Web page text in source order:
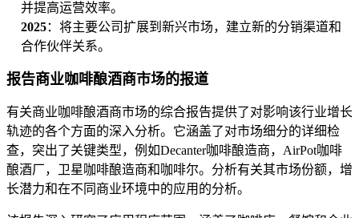
并提高运营效率。
2025：将主要公司扩展到新兴市场，建立新的分销渠道和
合作伙伴关系。
报告商业咖啡酿酒商市场的报道
有关商业咖啡酿酒商市场的综合报告提供了对影响该行业增长
轨迹的各个方面的深入分析。它涵盖了对市场细分的详细检
查，突出了关键类型，例如Decanter咖啡酿造商，AirPot咖啡
酿酒厂，卫星咖啡酿造商和咖啡尔。分析有关其市场份额，增
长潜力和在不同商业环境中的应用的分析。